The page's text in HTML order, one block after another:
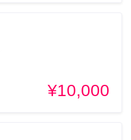
¥10,000